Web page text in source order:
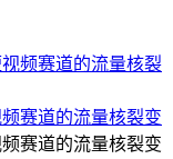
频赛道的流量核裂变
频赛道的流量核裂变